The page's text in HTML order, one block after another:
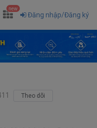
new
Đăng nhập/Đăng ký
Theo dõi